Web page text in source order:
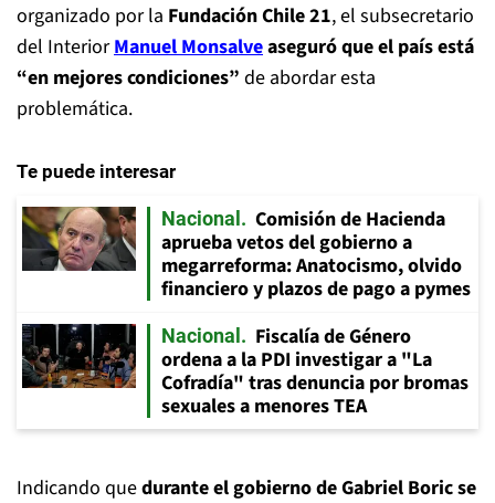
organizado por la Fundación Chile 21, el subsecretario
del InteriorManuel Monsalveaseguró que el país está
“en mejores condiciones” de abordar esta
problemática.
Te puede interesar
Nacional
Comisión de Hacienda
aprueba vetos del gobierno a
megarreforma: Anatocismo, olvido
financiero y plazos de pago a pymes
Nacional
Fiscalía de Género
ordena a la PDI investigar a "La
Cofradía" tras denuncia por bromas
sexuales a menores TEA
Indicando quedurante el gobierno de Gabriel Boric se